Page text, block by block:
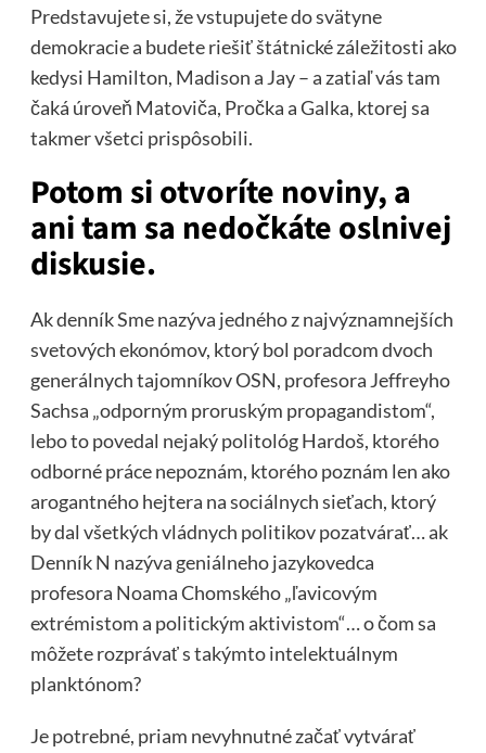
Predstavujete si, že vstupujete do svätyne
demokracie a budete riešiť štátnické záležitosti ako
kedysi Hamilton, Madison a Jay – a zatiaľ vás tam
čaká úroveň Matoviča, Pročka a Galka, ktorej sa
takmer všetci prispôsobili.
Potom si otvoríte noviny, a
ani tam sa nedočkáte oslnivej
diskusie.
Ak denník Sme nazýva jedného z najvýznamnejších
svetových ekonómov, ktorý bol poradcom dvoch
generálnych tajomníkov OSN, profesora Jeffreyho
Sachsa „odporným proruským propagandistom“,
lebo to povedal nejaký politológ Hardoš, ktorého
odborné práce nepoznám, ktorého poznám len ako
arogantného hejtera na sociálnych sieťach, ktorý
by dal všetkých vládnych politikov pozatvárať… ak
Denník N nazýva geniálneho jazykovedca
profesora Noama Chomského „ľavicovým
extrémistom a politickým aktivistom“… o čom sa
môžete rozprávať s takýmto intelektuálnym
planktónom?
Je potrebné, priam nevyhnutné začať vytvárať